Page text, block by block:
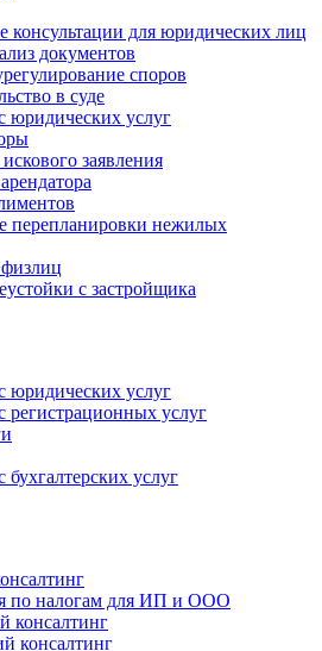
консультации для юридических лиц
документов
споров
в суде
услуг
заявления
перепланировки нежилых
с застройщика
услуг
услуг
услуг
по налогам для ИП и ООО
консалтинг
консалтинг